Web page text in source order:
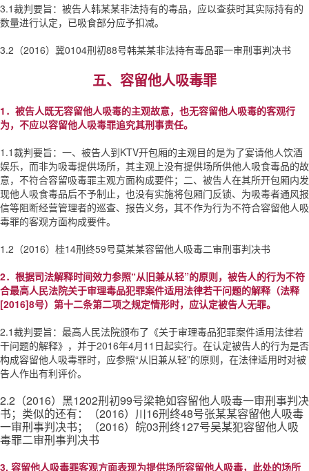
3.1裁判要旨：被告人韩某某非法持有的毒品，应以查获时其实际持有的
数量进行认定，已吸食部分应予扣减。
3.2（2016）冀0104刑初88号韩某某非法持有毒品罪一审刑事判决书
五、容留他人吸毒罪
1．被告人既无容留他人吸毒的主观故意，也无容留他人吸毒的客观行
为，不应以容留他人吸毒罪追究其刑事责任。
1.1裁判要旨：一、被告人到KTV开包厢的主观目的是为了宴请他人饮酒
娱乐，而非为吸毒提供场所，其主观上没有提供场所供他人吸食毒品的故
意，不符合容留吸毒罪主观方面构成要件；二、被告人在其所开包厢内发
现他人吸食毒品后不予制止，也没有实施将包厢门反锁、为吸毒者通风报
信等阻断经营管理者的巡查、报告义务，其不作为行为不符合容留他人吸
毒罪的客观方面构成要件。
1.2（2016）桂14刑终59号莫某某容留他人吸毒二审刑事判决书
2．根据司法解释时间效力参照“从旧兼从轻”的原则，被告人的行为不符
合最高人民法院关于审理毒品犯罪案件适用法律若干问题的解释（法释
[2016]8号）第十二条第二项之规定情形时，应认定被告人无罪。
2.1裁判要旨：最高人民法院颁布了《关于审理毒品犯罪案件适用法律若
干问题的解释》，并于2016年4月11日起实行。在认定被告人的行为是否
构成容留他人吸毒罪时，应参照“从旧兼从轻”的原则，在法律适用时对被
告人作出有利评价。
2.2（2016）黑1202刑初99号梁艳如容留他人吸毒一审刑事判决
书；类似的还有：（2016）川16刑终48号张某某容留他人吸毒
一审刑事判决书；（2016）皖03刑终127号吴某犯容留他人吸
毒罪二审刑事判决书
3. 容留他人吸毒罪客观方面表现为提供场所容留他人吸毒，此处的场所